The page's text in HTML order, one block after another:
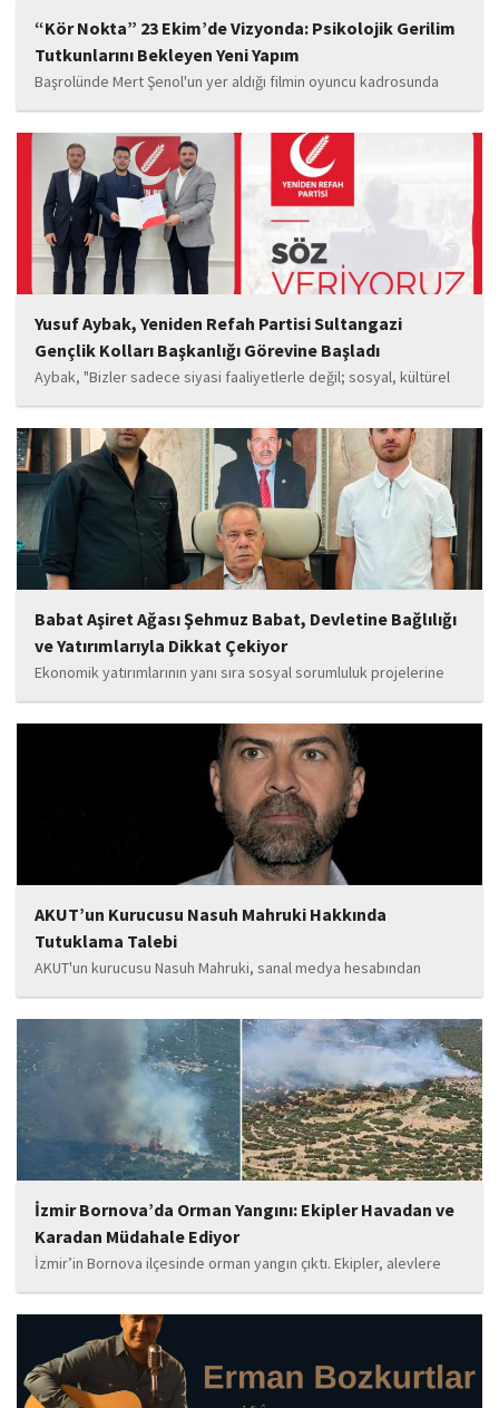
“Kör Nokta” 23 Ekim’de Vizyonda: Psikolojik Gerilim
Tutkunlarını Bekleyen Yeni Yapım
Başrolünde Mert Şenol'un yer aldığı filmin oyuncu kadrosunda
Esma Kıyanç, Ayşe Aktaş, Berna Kıyanç, Gökay Alpaslan Şahin,
Sema Yaldıran, Sıla Altıntaş, İsmail Akkoç, Celal Acar ve çocuk
oyuncu Görkem Akyol...
Yusuf Aybak, Yeniden Refah Partisi Sultangazi
Gençlik Kolları Başkanlığı Görevine Başladı
Aybak, "Bizler sadece siyasi faaliyetlerle değil; sosyal, kültürel
ve manevi değerleri güçlendiren çalışmalarla da gençlerimizin
yanında olacağız. Sultangazi'de birlik ve beraberlik ruhunu daha
da güçlendirecek projeleri hayata geçirmek için ekip...
Babat Aşiret Ağası Şehmuz Babat, Devletine Bağlılığı
ve Yatırımlarıyla Dikkat Çekiyor
Ekonomik yatırımlarının yanı sıra sosyal sorumluluk projelerine
de önem veren Babat'ın, eğitim alanında bir lise ile iki okulun
yapımına katkı sunduğu, ayrıca Şırnak'ın çeşitli noktalarında
tamamlanan ve yapımı devam eden...
AKUT’un Kurucusu Nasuh Mahruki Hakkında
Tutuklama Talebi
AKUT'un kurucusu Nasuh Mahruki, sanal medya hesabından
yaptığı '15 Temmuz' paylaşımı nedeniyle 'Halkı kin ve düşmanlığa
tahrik veya aşağılama' suçundan gözaltına alındı. Mahruki,
tutuklama talebiyle Sulh Ceza Hakimliği'ne sevk edildi.
İzmir Bornova’da Orman Yangını: Ekipler Havadan ve
Karadan Müdahale Ediyor
İzmir’in Bornova ilçesinde orman yangın çıktı. Ekipler, alevlere
havadan ve karadan müdahale ediyor.